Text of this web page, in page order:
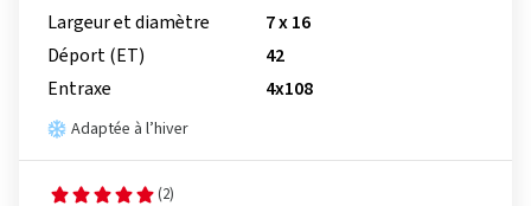
Largeur et diamètre
7 x 16
Déport (ET)
42
Entraxe
4x108
Adaptée à l’hiver
(2)